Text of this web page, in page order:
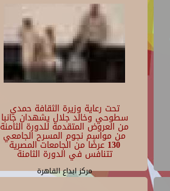
تحت رعاية وزيرة الثقافة حمدي
سطوحي وخالد جلال يشهدان جانبا
من العروض المتقدمة للدورة الثامنة
من مواسم نجوم المسرح الجامعي
130 عرضًا من الجامعات المصرية
تتنافس في الدورة الثامنة
مركز ابداع القاهرة